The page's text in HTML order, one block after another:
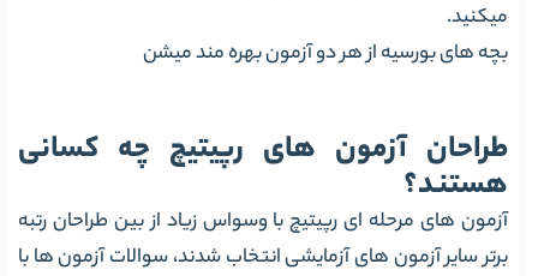
میکنید.
بچه های بورسیه از هر دو آزمون بهره مند میشن
طراحان آزمون های رپیتیچ چه کسانی
هستند؟
آزمون های مرحله ای رپیتیچ با وسواس زیاد از بین طراحان رتبه
برتر سایر آزمون های آزمایشی انتخاب شدند، سوالات آزمون ها با